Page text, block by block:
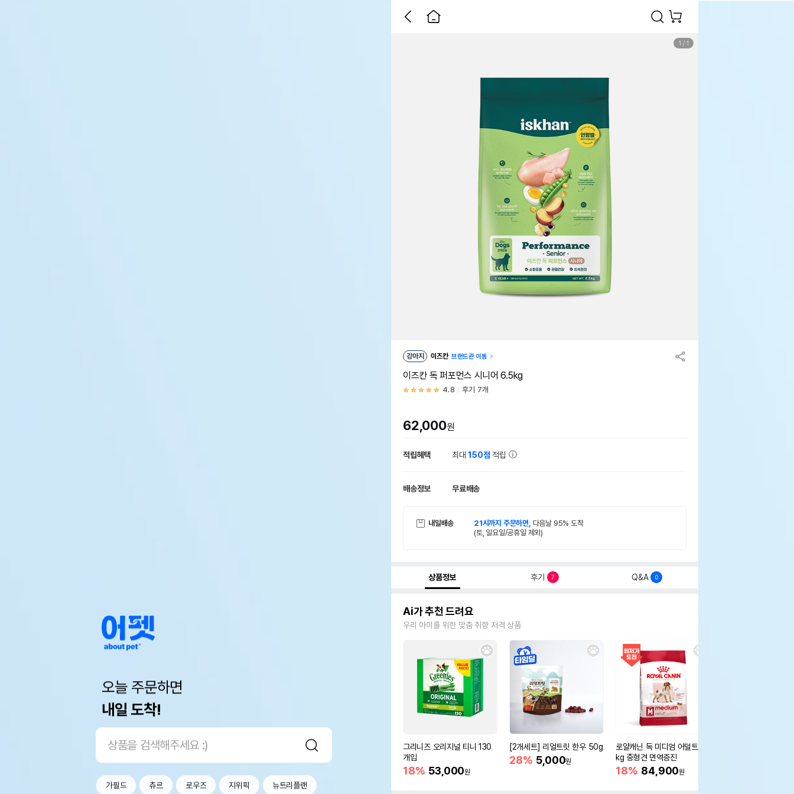
오늘 주문하면
내일 도착!
가필드 츄르 로우즈 지위픽 뉴트리플랜
1 / 1
강아지 이즈칸 브랜드관 이동
이즈칸 독 퍼포먼스 시니어 6.5kg
4.8 후기 7개
62,000원
적립혜택 최대150점 적립
배송정보 무료배송
내일배송 21시까지 주문하면, 다음날 95% 도착
(토, 일요일/공휴일 제외)
상품정보 후기 7 Q&A 0
Ai가 추천 드려요
우리 아이를 위한 맞춤 취향 저격 상품
그리니즈 오리지널 티니 130
개입
18% 53,000원
[2개세트] 리얼트릿 한우 50g
28% 5,000원
로얄캐닌 독 미디엄 어덜트 10
kg 중형견 면역증진
18% 84,900원